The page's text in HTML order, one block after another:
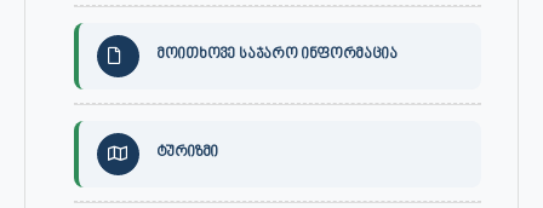
მოითხოვე საჯარო ინფორმაცია
ტურიზმი